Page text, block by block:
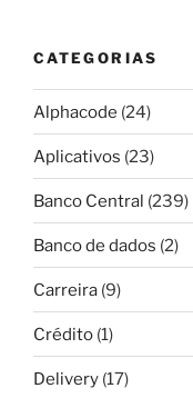
CATEGORIAS
Alphacode (24)
Aplicativos (23)
Banco Central (239)
Banco de dados (2)
Carreira (9)
Crédito (1)
Delivery (17)